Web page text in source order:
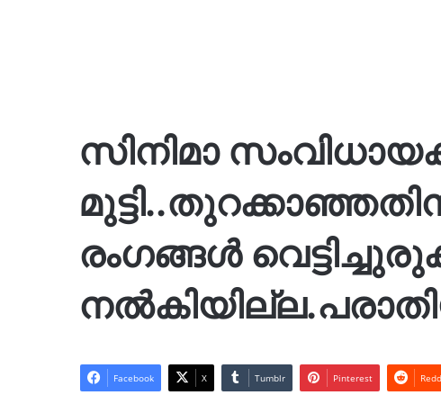
സിനിമാ
രംഗങ്ങള്‍
Facebook X Tumblr Pinterest